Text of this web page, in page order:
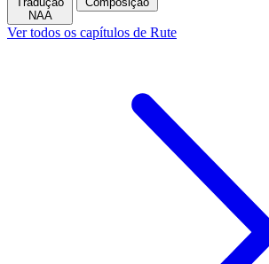
NAA
Ver todos os capítulos de Rute